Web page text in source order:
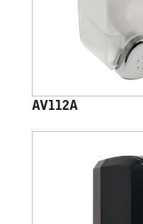
AV112A